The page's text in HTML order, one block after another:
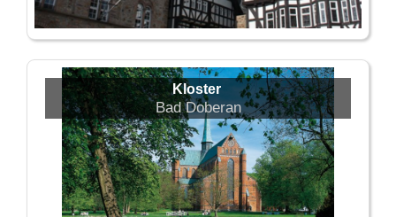
Kloster
Bad Doberan